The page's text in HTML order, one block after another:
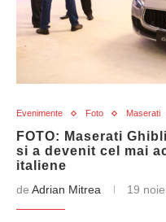
Evenimente Foto Maserati
FOTO: Maserati
si a devenit cel mai
italiene
de Adrian Mitrea 19